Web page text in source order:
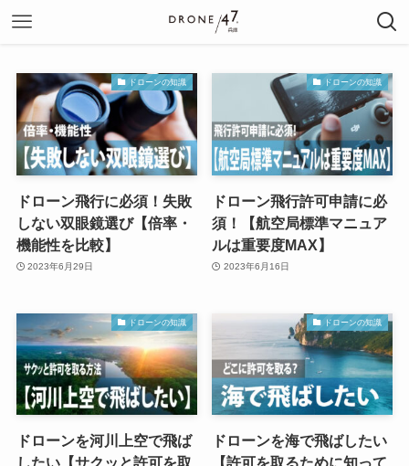
ドローンの知識
ドローン飛行に必須！失敗
しない双眼鏡選び【倍率・
機能性を比較】
2023年6月29日
ドローンの知識
ドローン飛行許可申請に必
須！【航空局標準マニュア
ルは重要度MAX】
2023年6月16日
ドローンの知識
ドローンを河川上空で飛ば
したい【サクッと許可を取
ドローンの知識
ドローンを海で飛ばしたい
【許可を取るために知って